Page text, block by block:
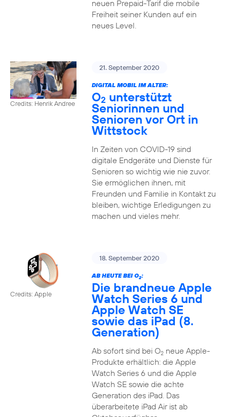
neuen Prepaid-Tarif die mobile
Freiheit seiner Kunden auf ein
neues Level.
Credits: Henrik Andree
21. September 2020
DIGITAL MOBIL IM ALTER:
O2 unterstützt
Seniorinnen und
Senioren vor Ort in
Wittstock
In Zeiten von COVID-19 sind
digitale Endgeräte und Dienste für
Senioren so wichtig wie nie zuvor.
Sie ermöglichen ihnen, mit
Freunden und Familie in Kontakt zu
bleiben, wichtige Erledigungen zu
machen und vieles mehr.
Credits: Apple
18. September 2020
AB HEUTE BEI O2:
Die brandneue Apple
Watch Series 6 und
Apple Watch SE
sowie das iPad (8.
Generation)
Ab sofort sind bei O2neue Apple-
Produkte erhältlich: die Apple
Watch Series 6 und die Apple
Watch SE sowie die achte
Generation des iPad. Das
überarbeitete iPad Air ist ab